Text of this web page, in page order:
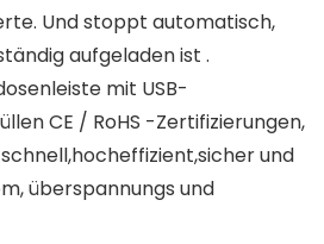
Und stoppt automatisch,
aufgeladen ist .
mit USB-
CE / RoHS -Zertifizierungen,
und
überspannungs und